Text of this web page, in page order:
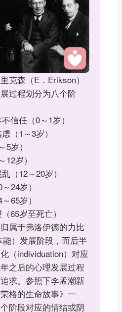
克森（E．Erikson）
过程划分为八个阶
信任（0～1岁）
（1～3岁）
岁）
岁）
（12～20岁）
24岁）
65岁）
65岁至死亡）
属于弗洛伊德的力比
）发展阶段，而后半
（individuation）对应
之后的心理发展过程
求。参照下李孟潮新
格的生命故事》一
阶段对应的情结或阴